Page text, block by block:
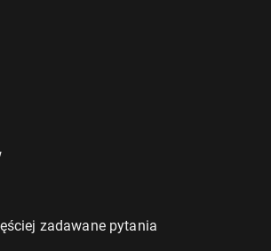
zadawane pytania